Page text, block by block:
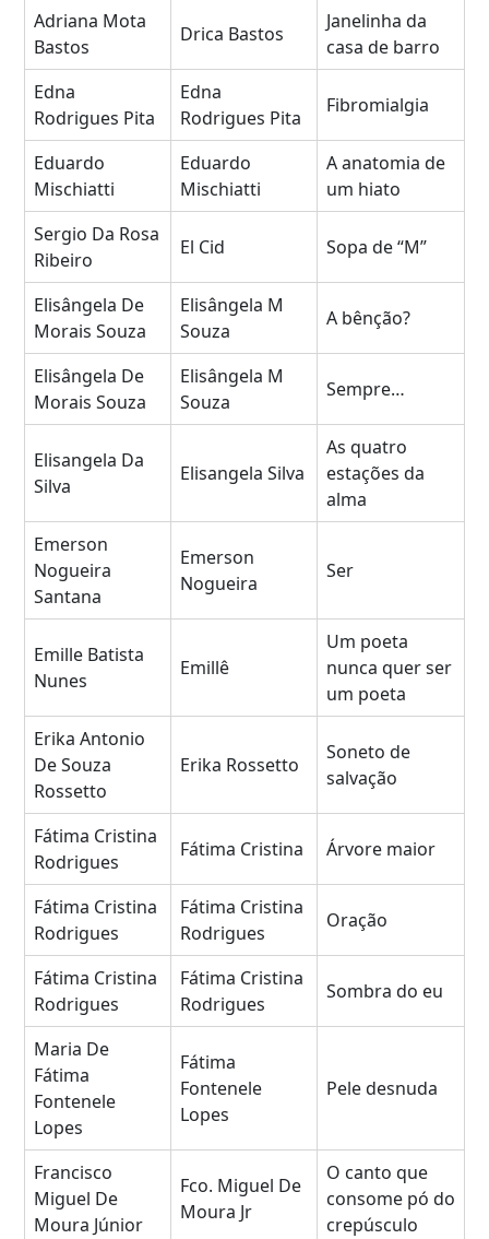
Adriana Mota
Bastos
Drica Bastos
Janelinha da
casa de barro
Edna
Rodrigues Pita
Edna
Rodrigues Pita
Fibromialgia
Eduardo
Mischiatti
Eduardo
Mischiatti
A anatomia de
um hiato
Sergio Da Rosa
Ribeiro
El Cid Sopa de “M”
Elisângela De
Morais Souza
Elisângela M
Souza
A bênção?
Elisângela De
Morais Souza
Elisângela M
Souza
Sempre…
Elisangela Da
Silva
Elisangela Silva
As quatro
estações da
alma
Emerson
Nogueira
Santana
Emerson
Nogueira
Ser
Emille Batista
Nunes
Emillê
Um poeta
nunca quer ser
um poeta
Erika Antonio
De Souza
Rossetto
Erika Rossetto
Soneto de
salvação
Fátima Cristina
Rodrigues
Fátima Cristina Árvore maior
Fátima Cristina
Rodrigues
Fátima Cristina
Rodrigues
Oração
Fátima Cristina
Rodrigues
Fátima Cristina
Rodrigues
Sombra do eu
Maria De
Fátima
Fontenele
Lopes
Fátima
Fontenele
Lopes
Pele desnuda
Francisco
Miguel De
Moura Júnior
Fco. Miguel De
Moura Jr
O canto que
consome pó do
crepúsculo